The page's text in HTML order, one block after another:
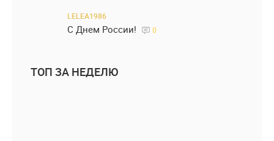
LELEA1986
С Днем России! 0
ТОП ЗА НЕДЕЛЮ